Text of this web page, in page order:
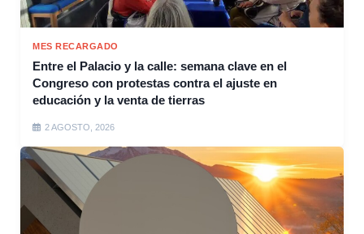
MES RECARGADO
Entre el Palacio y la calle: semana clave en el
Congreso con protestas contra el ajuste en
educación y la venta de tierras
2 AGOSTO, 2026